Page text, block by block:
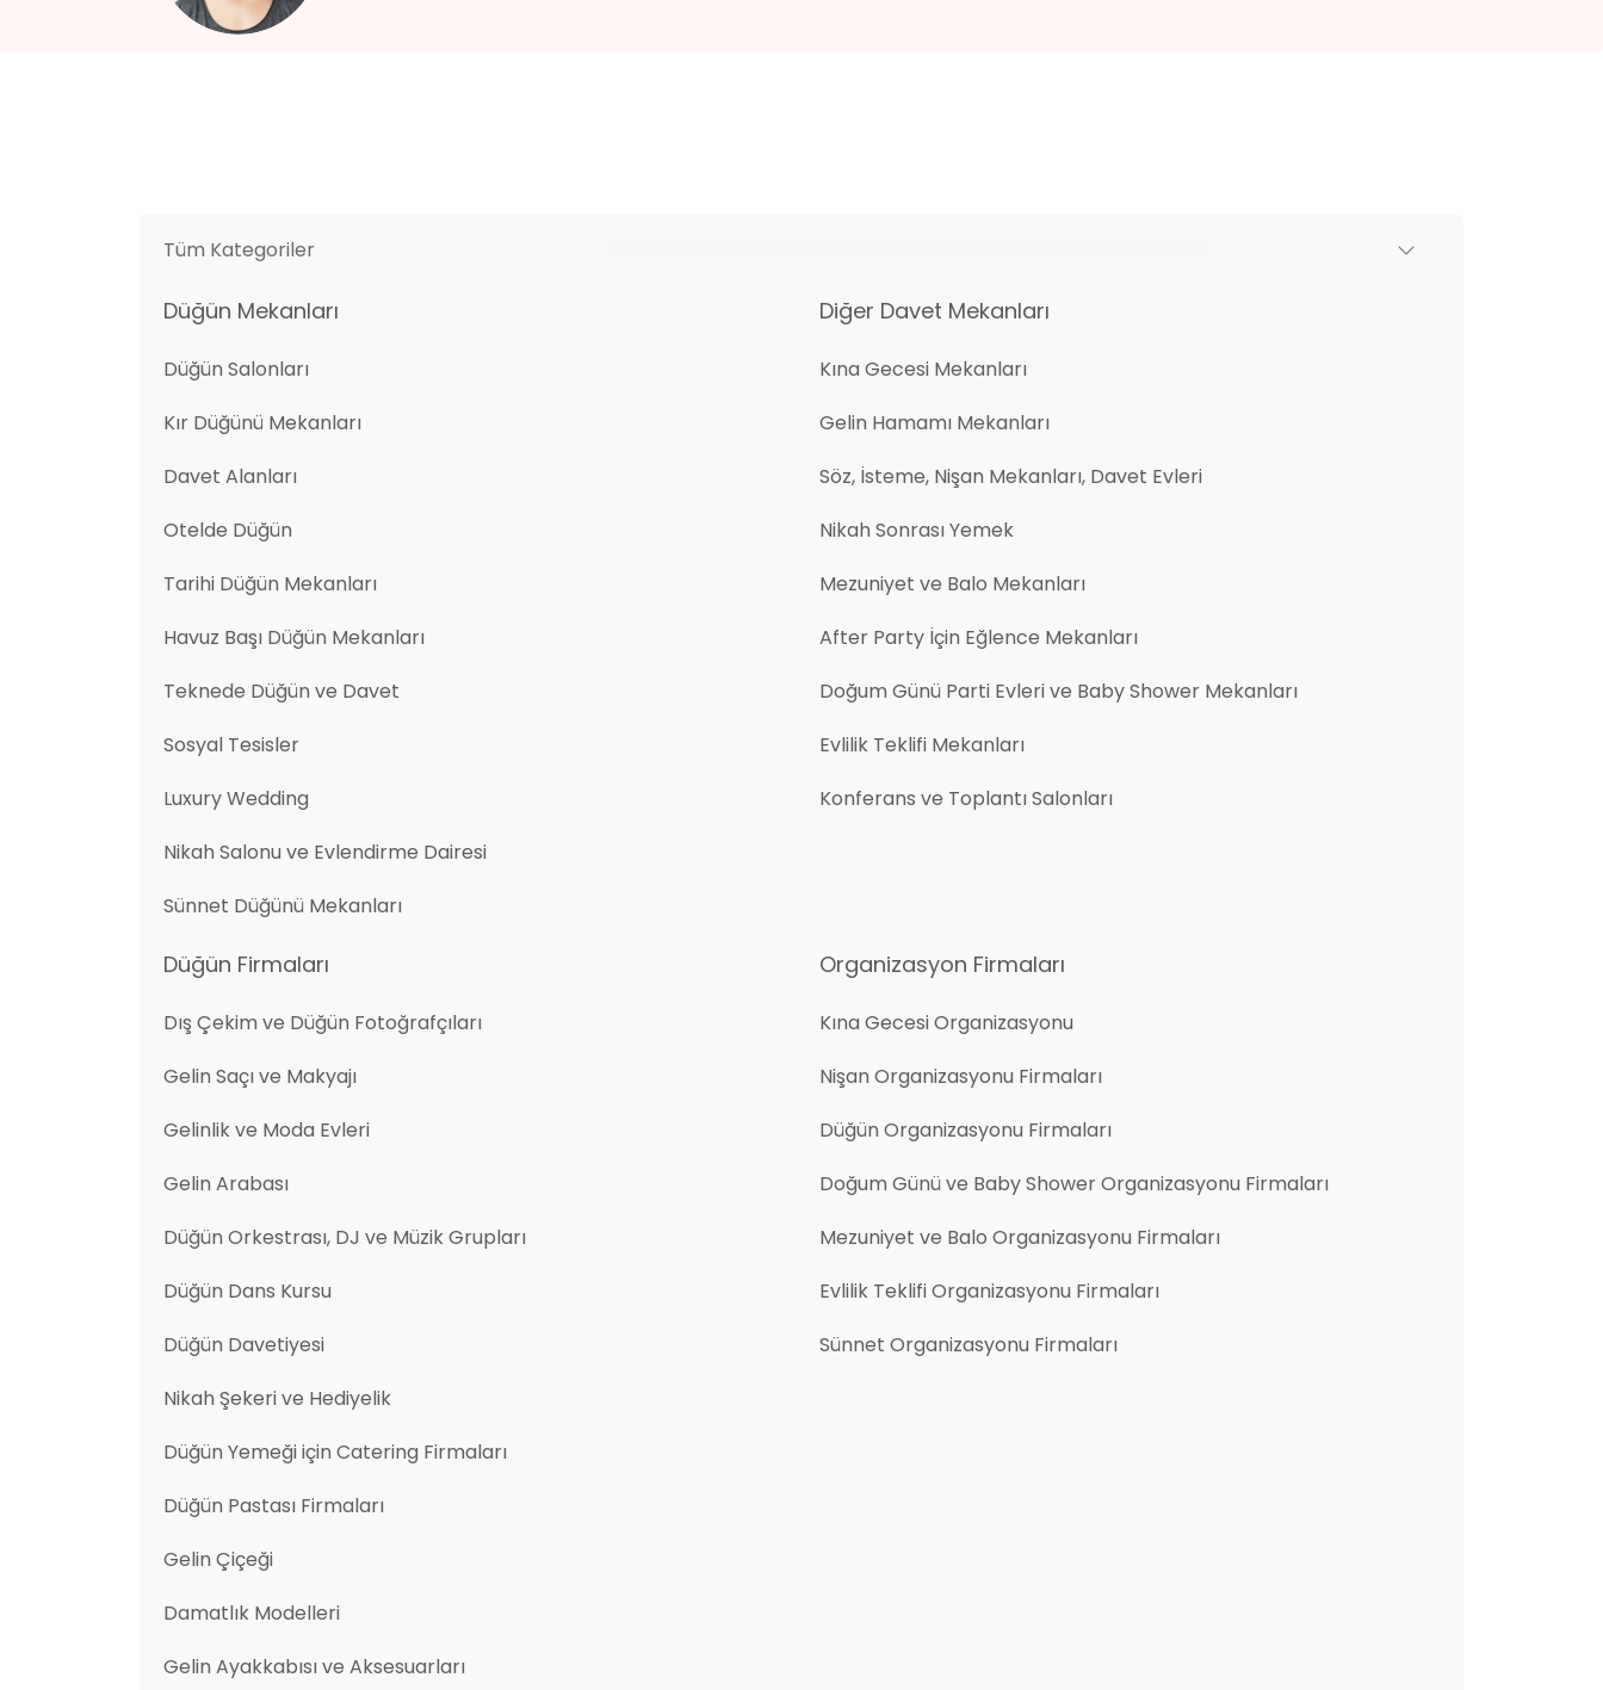
Tüm Kategoriler
Düğün Mekanları
Düğün Salonları
Kır Düğünü Mekanları
Davet Alanları
Otelde Düğün
Tarihi Düğün Mekanları
Havuz Başı Düğün Mekanları
Teknede Düğün ve Davet
Sosyal Tesisler
Luxury Wedding
Nikah Salonu ve Evlendirme Dairesi
Sünnet Düğünü Mekanları
Diğer Davet Mekanları
Kına Gecesi Mekanları
Gelin Hamamı Mekanları
Söz, İsteme, Nişan Mekanları, Davet Evleri
Nikah Sonrası Yemek
Mezuniyet ve Balo Mekanları
After Party İçin Eğlence Mekanları
Doğum Günü Parti Evleri ve Baby Shower Mekanları
Evlilik Teklifi Mekanları
Konferans ve Toplantı Salonları
Düğün Firmaları
Dış Çekim ve Düğün Fotoğrafçıları
Gelin Saçı ve Makyajı
Gelinlik ve Moda Evleri
Gelin Arabası
Düğün Orkestrası, DJ ve Müzik Grupları
Düğün Dans Kursu
Düğün Davetiyesi
Nikah Şekeri ve Hediyelik
Düğün Yemeği için Catering Firmaları
Düğün Pastası Firmaları
Gelin Çiçeği
Damatlık Modelleri
Gelin Ayakkabısı ve Aksesuarları
Organizasyon Firmaları
Kına Gecesi Organizasyonu
Nişan Organizasyonu Firmaları
Düğün Organizasyonu Firmaları
Doğum Günü ve Baby Shower Organizasyonu Firmaları
Mezuniyet ve Balo Organizasyonu Firmaları
Evlilik Teklifi Organizasyonu Firmaları
Sünnet Organizasyonu Firmaları